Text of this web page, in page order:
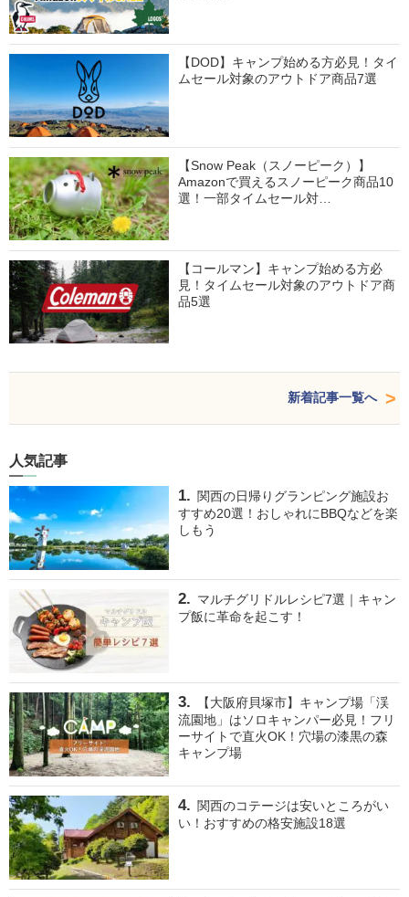
【DOD】キャンプ始める方必見！タイ
ムセール対象のアウトドア商品7選
【Snow Peak（スノーピーク）】
Amazonで買えるスノーピーク商品10
選！一部タイムセール対…
【コールマン】キャンプ始める方必
見！タイムセール対象のアウトドア商
品5選
新着記事一覧へ
人気記事
関西の日帰りグランピング施設お
すすめ20選！おしゃれにBBQなどを楽
しもう
マルチグリドルレシピ7選｜キャン
プ飯に革命を起こす！
【大阪府貝塚市】キャンプ場「渓
流園地」はソロキャンパー必見！フリ
ーサイトで直火OK！穴場の漆黒の森
キャンプ場
関西のコテージは安いところがい
い！おすすめの格安施設18選